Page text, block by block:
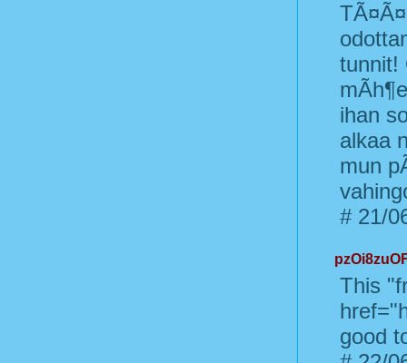
tunnit!
ihan
alkaa
mun
#21/
This
good